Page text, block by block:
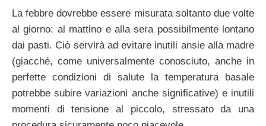
La febbre dovrebbe essere misurata soltanto due volte
al giorno: al mattino e alla sera possibilmente lontano
dai pasti. Ciò servirà ad evitare inutili ansie alla madre
(giacché, come universalmente conosciuto, anche in
perfette condizioni di salute la temperatura basale
potrebbe subire variazioni anche significative) e inutili
momenti di tensione al piccolo, stressato da una